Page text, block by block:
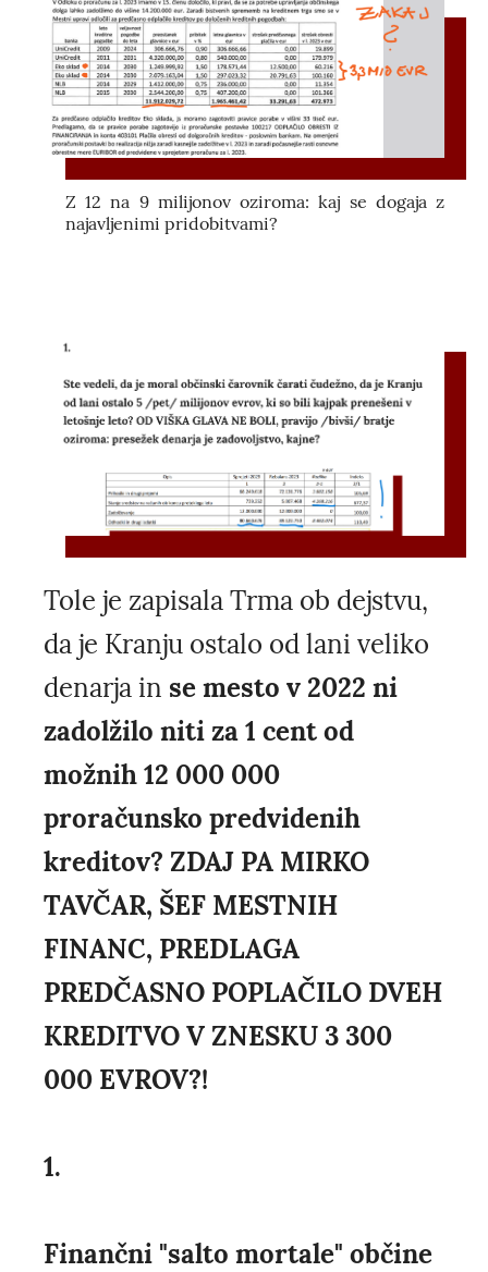
Z 12 na 9 milijonov oziroma: kaj se dogaja z
najavljenimi pridobitvami?
Tole je zapisala Trma ob dejstvu,
da je Kranju ostalo od lani veliko
denarja in se mesto v 2022 ni
zadolžilo niti za 1 cent od
možnih 12 000 000
proračunsko predvidenih
kreditov? ZDAJ PA MIRKO
TAVČAR, ŠEF MESTNIH
FINANC, PREDLAGA
PREDČASNO POPLAČILO DVEH
KREDITVO V ZNESKU 3 300
000 EVROV?!
1.
Finančni "salto mortale" občine